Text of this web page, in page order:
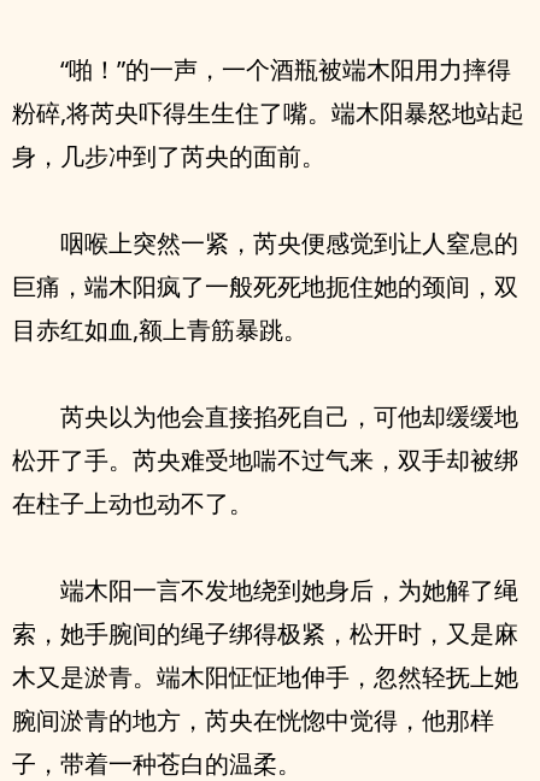
“啪！”的一声，一个酒瓶被端木阳用力摔得
粉碎,将芮央吓得生生住了嘴。端木阳暴怒地站起
身，几步冲到了芮央的面前。
咽喉上突然一紧，芮央便感觉到让人窒息的
巨痛，端木阳疯了一般死死地扼住她的颈间，双
目赤红如血,额上青筋暴跳。
芮央以为他会直接掐死自己，可他却缓缓地
松开了手。芮央难受地喘不过气来，双手却被绑
在柱子上动也动不了。
端木阳一言不发地绕到她身后，为她解了绳
索，她手腕间的绳子绑得极紧，松开时，又是麻
木又是淤青。端木阳怔怔地伸手，忽然轻抚上她
腕间淤青的地方，芮央在恍惚中觉得，他那样
子，带着一种苍白的温柔。